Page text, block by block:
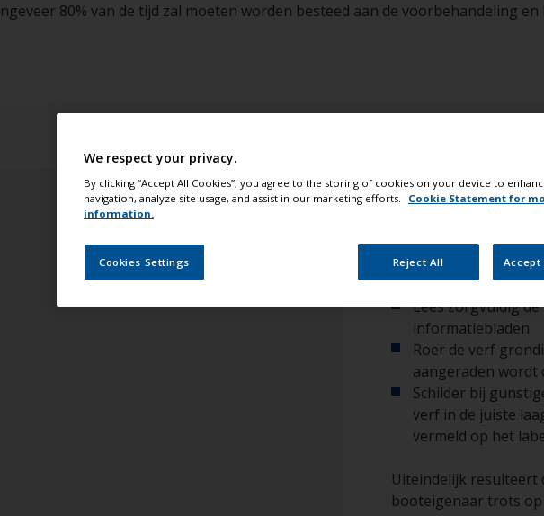
80% van de tijd zal moeten worden besteed aan de voorbehandeling
Enkele
aan te
Lees zorgvuldig
informatiebladen
Roer de verf
aangeraden wordt
Schilder bij
verf in de juiste
vermeld op het
Uiteindelijk resulteert
booteigenaar trots op
We respect your privacy.
By clicking “Accept All Cookies”, you agree to the storing of cookies on your device to
navigation, analyze site usage, and assist in our marketing efforts.
Cookie Statement for
information.
Cookies Settings Reject All Accept